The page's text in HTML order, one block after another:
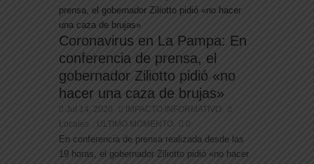
Coronavirus en La Pampa: En
conferencia de prensa, el
gobernador Ziliotto pidió «no
hacer una caza de brujas»
Jul 14, 2020
IMPACTO INFORMATIVO
Locales
ULTIMO MOMENTO 0
En conferencia de prensa realizada desde las
19 horas, el gobernador Ziliotto pidió «no hacer